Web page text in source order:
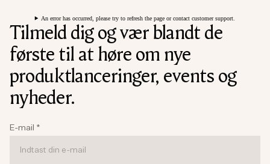
An error has occurred, please try to refresh the page or contact customer support.
Tilmeld dig og vær blandt de
første til at høre om nye
produktlanceringer, events og
nyheder.
E-mail *